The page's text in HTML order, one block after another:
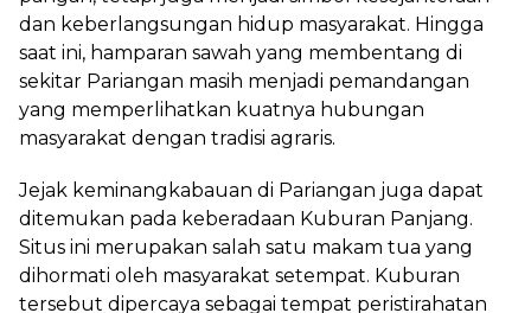
dan keberlangsungan hidup masyarakat. Hingga
saat ini, hamparan sawah yang membentang di
sekitar Pariangan masih menjadi pemandangan
yang memperlihatkan kuatnya hubungan
masyarakat dengan tradisi agraris.
Jejak keminangkabauan di Pariangan juga dapat
ditemukan pada keberadaan Kuburan Panjang.
Situs ini merupakan salah satu makam tua yang
dihormati oleh masyarakat setempat. Kuburan
tersebut dipercaya sebagai tempat peristirahatan